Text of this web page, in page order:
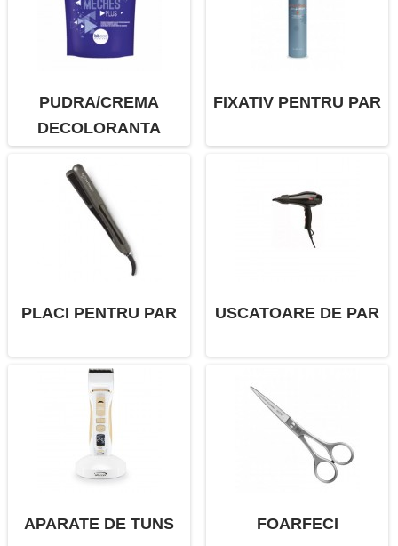
PUDRA/CREMA
DECOLORANTA
FIXATIV PENTRU PAR
PLACI PENTRU PAR USCATOARE DE PAR
APARATE DE TUNS FOARFECI